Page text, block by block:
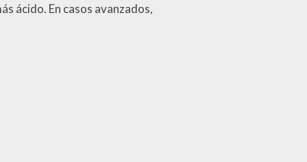
ácido. En casos avanzados,